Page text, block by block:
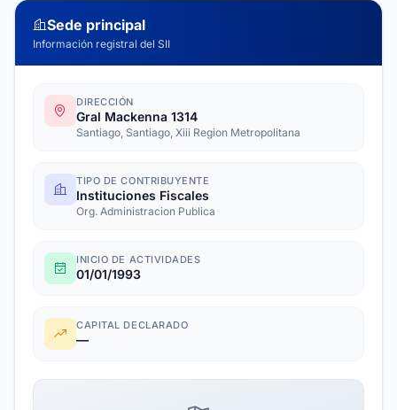
Sede principal
Información registral del SII
DIRECCIÓN
Gral Mackenna 1314
Santiago, Santiago, Xiii Region Metropolitana
TIPO DE CONTRIBUYENTE
Instituciones Fiscales
Org. Administracion Publica
INICIO DE ACTIVIDADES
01/01/1993
CAPITAL DECLARADO
—